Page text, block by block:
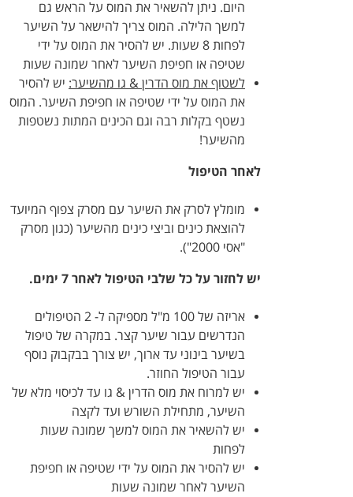
היום. ניתן להשאיר את המוס על הראש גם
למשך הלילה. המוס צריך להישאר על השיער
לפחות 8 שעות. יש להסיר את המוס על ידי
שטיפה או חפיפת השיער לאחר שמונה שעות
לשטוף את מוס הדרין & גו מהשיער: יש להסיר
את המוס על ידי שטיפה או חפיפת השיער. המוס
נשטף בקלות רבה וגם הכינים המתות נשטפות
מהשיער!
לאחר הטיפול
מומלץ לסרק את השיער עם מסרק צפוף המיועד
להוצאת כינים וביצי כינים מהשיער (כגון מסרק
"אסי 2000").
יש לחזור על כל שלבי הטיפול לאחר 7 ימים.
אריזה של 100 מ"ל מספיקה ל- 2 הטיפולים
הנדרשים עבור שיער קצר. במקרה של טיפול
בשיער בינוני עד ארוך, יש צורך בבקבוק נוסף
עבור הטיפול החוזר.
יש למרוח את מוס הדרין & גו עד לכיסוי מלא של
השיער, מתחילת השורש ועד לקצה
יש להשאיר את המוס למשך שמונה שעות
לפחות
יש להסיר את המוס על ידי שטיפה או חפיפת
השיער לאחר שמונה שעות